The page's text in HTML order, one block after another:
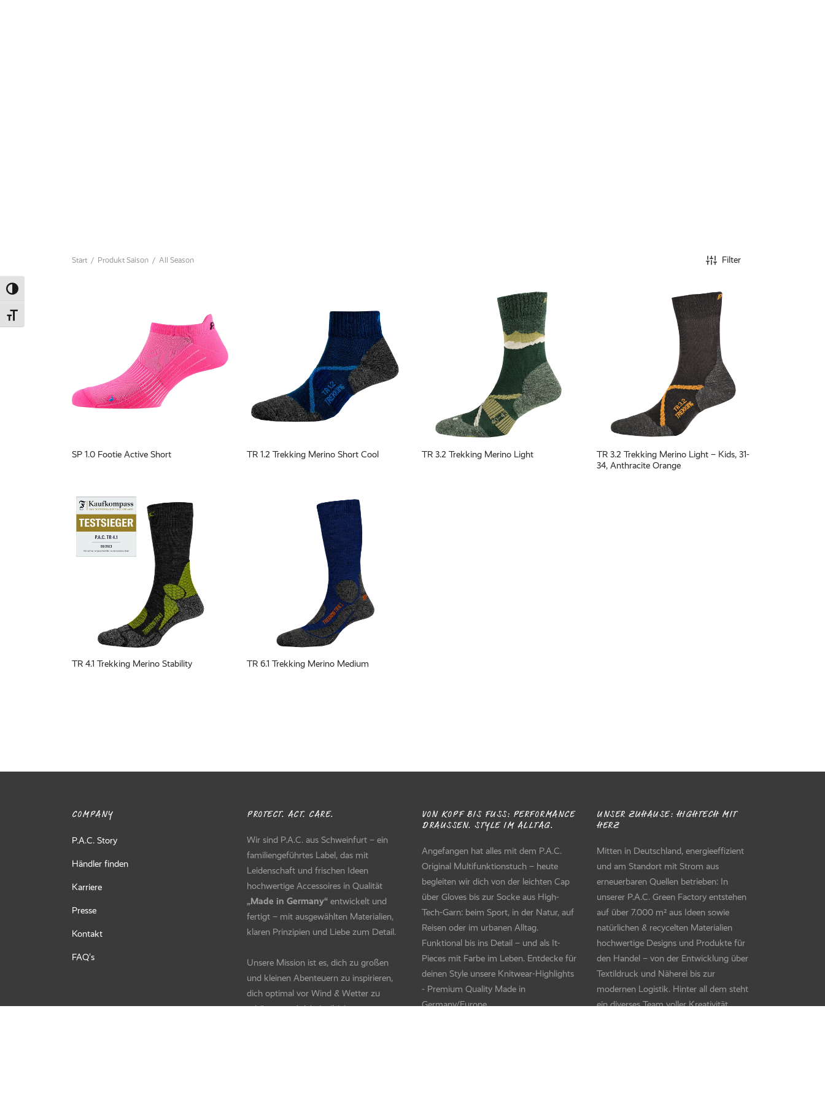
Umschalten auf hohe Kontraste
Schrift vergrößern
Start / Produkt Saison / All Season Filter
SP 1.0 Footie Active Short TR 1.2 Trekking Merino Short Cool TR 3.2 Trekking Merino Light
TR 3.2 Trekking Merino Light – Kids, 31-
34, Anthracite Orange
TR 4.1 Trekking Merino Stability TR 6.1 Trekking Merino Medium
COMPANY
P.A.C. Story
Händler finden
Karriere
Presse
Kontakt
FAQ’s
PROTECT. ACT. CARE.
Wir sind P.A.C. aus Schweinfurt – ein
familiengeführtes Label, das mit
Leidenschaft und frischen Ideen
hochwertige Accessoires in Qualität
„Made in Germany“ entwickelt und
fertigt – mit ausgewählten Materialien,
klaren Prinzipien und Liebe zum Detail.
Unsere Mission ist es, dich zu großen
und kleinen Abenteuern zu inspirieren,
dich optimal vor Wind & Wetter zu
schützen und dabei stilsicher zu
VON KOPF BIS FUSS: PERFORMANCE D
RAUSSEN. STYLE IM ALLTAG.
Angefangen hat alles mit dem P.A.C.
Original Multifunktionstuch – heute
begleiten wir dich von der leichten Cap
über Gloves bis zur Socke aus High-
Tech-Garn: beim Sport, in der Natur, auf
Reisen oder im urbanen Alltag.
Funktional bis ins Detail – und als It-
Pieces mit Farbe im Leben. Entdecke für
deinen Style unsere Knitwear-Highlights
- Premium Quality Made in
Germany/Europe.
UNSER ZUHAUSE: HIGHTECH MIT
HERZ
Mitten in Deutschland, energieeffizient
und am Standort mit Strom aus
erneuerbaren Quellen betrieben: In
unserer P.A.C. Green Factory entstehen
auf über 7.000 m² aus Ideen sowie
natürlichen & recycelten Materialien
hochwertige Designs und Produkte für
den Handel – von der Entwicklung über
Textildruck und Näherei bis zur
modernen Logistik. Hinter all dem steht
ein diverses Team voller Kreativität,